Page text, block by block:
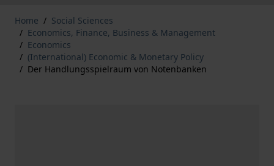
Home / Social Sciences
/ Economics, Finance, Business & Management
/ Economics
/ (International) Economic & Monetary Policy
/ Der Handlungsspielraum von Notenbanken